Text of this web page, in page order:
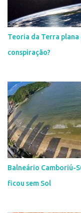
Teoria da Terra
conspiração?
Balneário Camboriú-
ficou sem Sol